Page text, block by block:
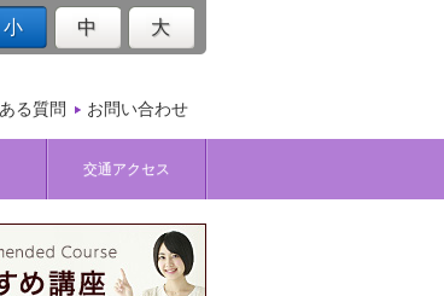
る質問 お問い合わせ
小 中 大
交通アクセス